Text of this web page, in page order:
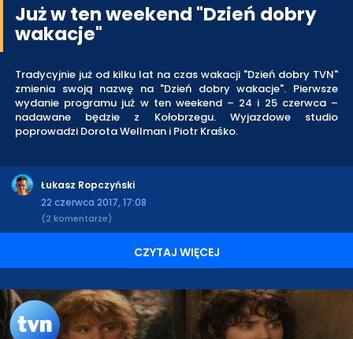
Już w ten weekend "Dzień dobry
wakacje"
Tradycyjnie już od kilku lat na czas wakacji "Dzień dobry TVN"
zmienia swoją nazwę na "Dzień dobry wakacje". Pierwsze
wydanie programu już w ten weekend – 24 i 25 czerwca –
nadawane będzie z Kołobrzegu. Wyjazdowe studio
poprowadzi Dorota Wellman i Piotr Kraśko.
Łukasz Ropczyński
22 czerwca 2017, 17:08
(2 komentarze)
CZYTAJ WIĘCEJ